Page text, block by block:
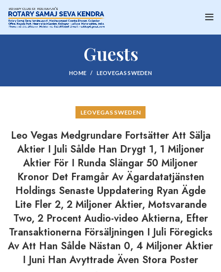
Guests
HOME LEOVEGAS SWEDEN
LEOVEGAS SWEDEN
Leo Vegas Medgrundare Fortsätter Att Sälja
Aktier I Juli Sålde Han Drygt 1, 1 Miljoner
Aktier För I Runda Slängar 50 Miljoner
Kronor Det Framgår Av Ägardatatjänsten
Holdings Senaste Uppdatering Ryan Ägde
Lite Fler 2, 2 Miljoner Aktier, Motsvarande
Two, 2 Procent Audio-video Aktierna, Efter
Transaktionerna Försäljningen I Juli Föregicks
Av Att Han Sålde Nästan 0, 4 Miljoner Aktier
I Juni Han Avyttrade Även Stora Poster